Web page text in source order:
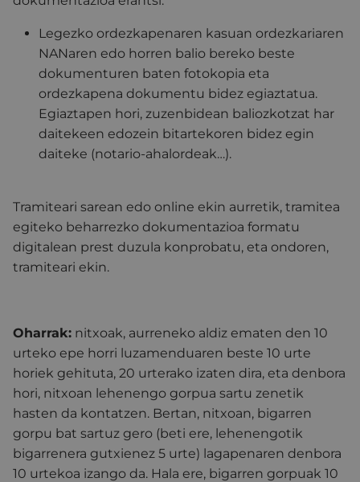
Legezko ordezkapenaren kasuan ordezkariaren
NANaren edo horren balio bereko beste
dokumenturen baten fotokopia eta
ordezkapena dokumentu bidez egiaztatua.
Egiaztapen hori, zuzenbidean baliozkotzat har
daitekeen edozein bitartekoren bidez egin
daiteke (notario-ahalordeak…).
Tramiteari sarean edo online ekin aurretik, tramitea
egiteko beharrezko dokumentazioa formatu
digitalean prest duzula konprobatu, eta ondoren,
tramiteari ekin.
Oharrak: nitxoak, aurreneko aldiz ematen den 10
urteko epe horri luzamenduaren beste 10 urte
horiek gehituta, 20 urterako izaten dira, eta denbora
hori, nitxoan lehenengo gorpua sartu zenetik
hasten da kontatzen. Bertan, nitxoan, bigarren
gorpu bat sartuz gero (beti ere, lehenengotik
bigarrenera gutxienez 5 urte) lagapenaren denbora
10 urtekoa izango da. Hala ere, bigarren gorpuak 10